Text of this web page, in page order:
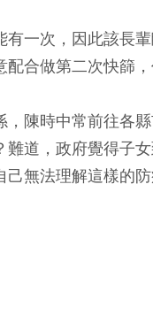
有一次，因此該長
合做第二次快篩，
，陳時中常前往各
難道，政府覺得子
無法理解這樣的